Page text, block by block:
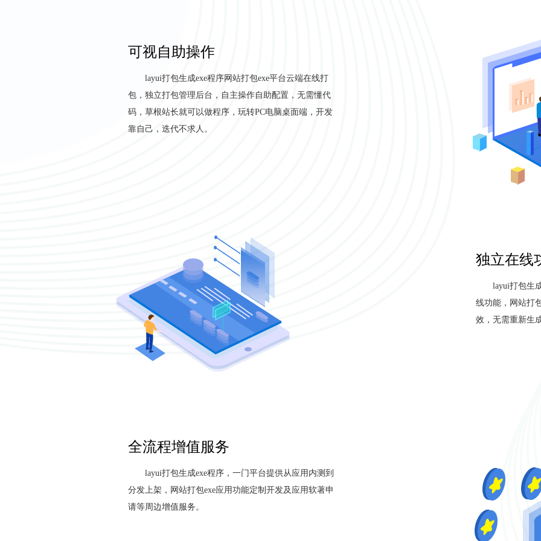
可视自助操作
layui打包生成exe程序网站打包exe平台云端在线打
包，独立打包管理后台，自主操作自助配置，无需懂代
码，草根站长就可以做程序，玩转PC电脑桌面端，开发
靠自己，迭代不求人。
独立在线
layui打包生
线功能，网站打
效，无需重新生
全流程增值服务
layui打包生成exe程序，一门平台提供从应用内测到
分发上架，网站打包exe应用功能定制开发及应用软著申
请等周边增值服务。